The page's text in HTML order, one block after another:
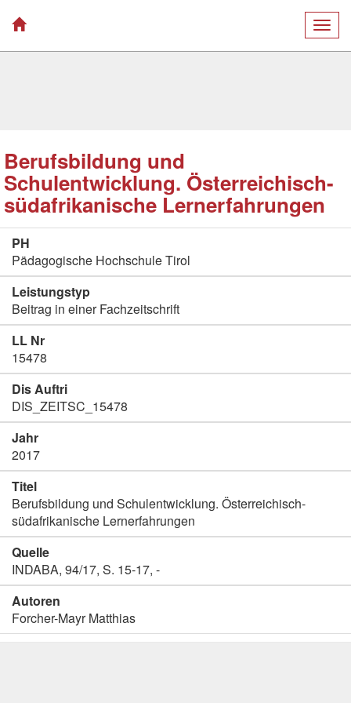
Berufsbildung und
Schulentwicklung. Österreichisch-
südafrikanische Lernerfahrungen
PH
Pädagogische Hochschule Tirol
Leistungstyp
Beitrag in einer Fachzeitschrift
LL Nr
15478
Dis Auftri
DIS_ZEITSC_15478
Jahr
2017
Titel
Berufsbildung und Schulentwicklung. Österreichisch-
südafrikanische Lernerfahrungen
Quelle
INDABA, 94/17, S. 15-17, -
Autoren
Forcher-Mayr Matthias